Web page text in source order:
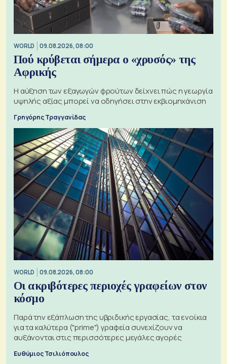
WORLD 09.08.2026, 08:00
Πού κρύβεται σήμερα ο «χρυσός» της
Αφρικής
Η αύξηση των εξαγωγών φρούτων δείχνει πώς η γεωργία
υψηλής αξίας μπορεί να οδηγήσει στην εκβιομηχάνιση
Γρηγόρης Τραγγανίδας
WORLD 09.08.2026, 08:00
Οι ακριβότερες περιοχές γραφείων στον
κόσμο
Παρά την εξάπλωση της υβριδικής εργασίας, τα ενοίκια
για τα καλύτερα ("prime") γραφεία συνεχίζουν να
αυξάνονται στις περισσότερες μεγάλες αγορές
Ευθύμιος Τσιλιόπουλος